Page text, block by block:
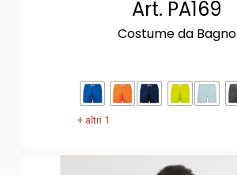
Art. PA169
Costume da Bagno
+ altri 1